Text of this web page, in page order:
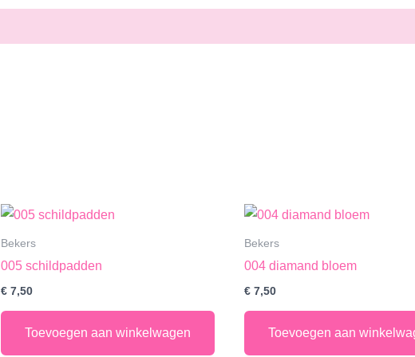
Bekers
005 schildpadden
€ 7,50
Toevoegen aan winkelwagen
Bekers
004 diamand bloem
€ 7,50
Toevoegen aan